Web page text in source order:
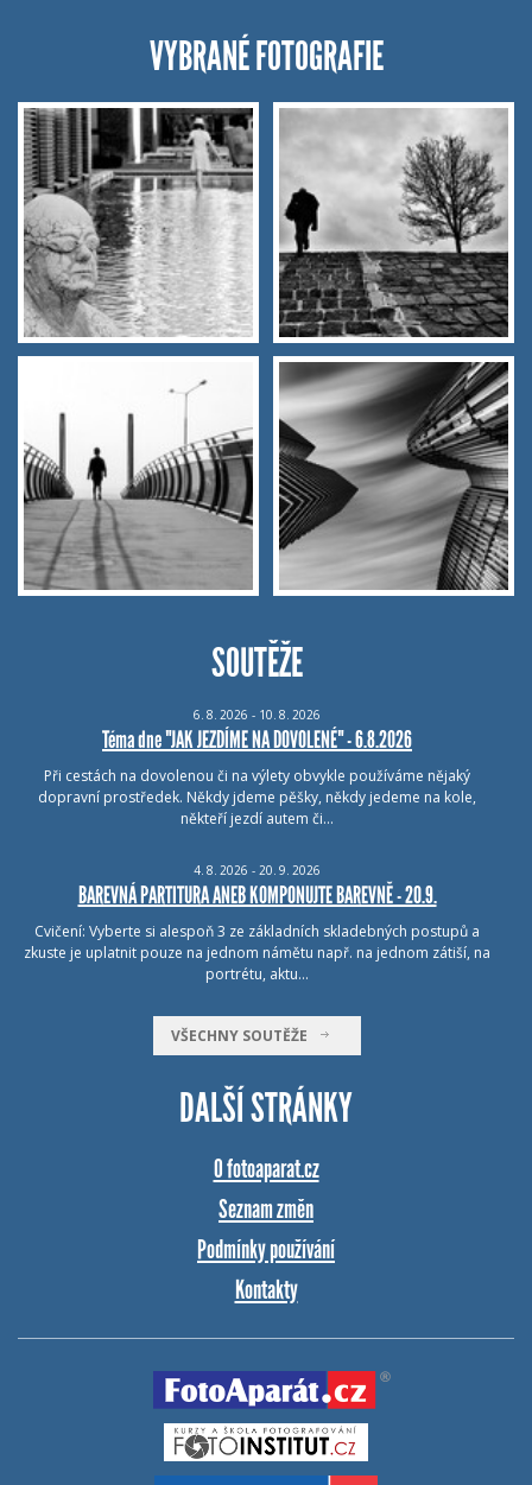
VYBRANÉ FOTOGRAFIE
SOUTĚŽE
6. 8. 2026 - 10. 8. 2026
Téma dne "JAK JEZDÍME NA DOVOLENÉ" - 6.8.2026
Při cestách na dovolenou či na výlety obvykle používáme nějaký
dopravní prostředek. Někdy jdeme pěšky, někdy jedeme na kole,
někteří jezdí autem či…
4. 8. 2026 - 20. 9. 2026
BAREVNÁ PARTITURA ANEB KOMPONUJTE BAREVNĚ - 20.9.
Cvičení: Vyberte si alespoň 3 ze základních skladebných postupů a
zkuste je uplatnit pouze na jednom námětu např. na jednom zátiší, na
portrétu, aktu…
VŠECHNY SOUTĚŽE
DALŠÍ STRÁNKY
O fotoaparat.cz
Seznam změn
Podmínky používání
Kontakty